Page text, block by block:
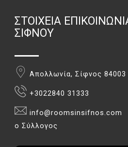
ΣΤΟΙΧΕΊΑ
ΣΊΦΝΟΥ
Απολλωνία, Σίφνος 84003
+3022840 31333
info@roomsinsifnos.com
ο Σύλλογος